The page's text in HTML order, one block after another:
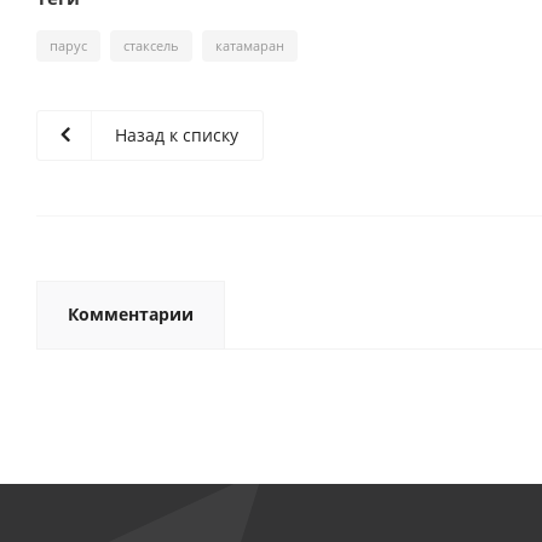
парус стаксель катамаран
Назад к списку
Комментарии